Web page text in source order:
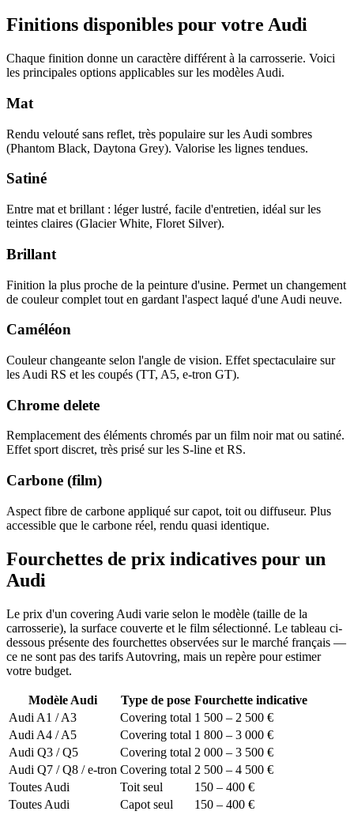
Finitions disponibles pour votre Audi
Chaque finition donne un caractère différent à la carrosserie. Voici
les principales options applicables sur les modèles Audi.
Mat
Rendu velouté sans reflet, très populaire sur les Audi sombres
(Phantom Black, Daytona Grey). Valorise les lignes tendues.
Satiné
Entre mat et brillant : léger lustré, facile d'entretien, idéal sur les
teintes claires (Glacier White, Floret Silver).
Brillant
Finition la plus proche de la peinture d'usine. Permet un changement
de couleur complet tout en gardant l'aspect laqué d'une Audi neuve.
Caméléon
Couleur changeante selon l'angle de vision. Effet spectaculaire sur
les Audi RS et les coupés (TT, A5, e-tron GT).
Chrome delete
Remplacement des éléments chromés par un film noir mat ou satiné.
Effet sport discret, très prisé sur les S-line et RS.
Carbone (film)
Aspect fibre de carbone appliqué sur capot, toit ou diffuseur. Plus
accessible que le carbone réel, rendu quasi identique.
Fourchettes de prix indicatives pour un
Audi
Le prix d'un covering Audi varie selon le modèle (taille de la
carrosserie), la surface couverte et le film sélectionné. Le tableau ci-
dessous présente des fourchettes observées sur le marché français —
ce ne sont pas des tarifs Autovring, mais un repère pour estimer
votre budget.
Modèle Audi Type de pose Fourchette indicative
Audi A1 / A3
Covering total 1 500 – 2 500 €
Audi A4 / A5
Covering total 1 800 – 3 000 €
Audi Q3 / Q5
Covering total 2 000 – 3 500 €
Audi Q7 / Q8 / e-tron Covering total 2 500 – 4 500 €
Toutes Audi
Toit seul
150 – 400 €
Toutes Audi
Capot seul
150 – 400 €